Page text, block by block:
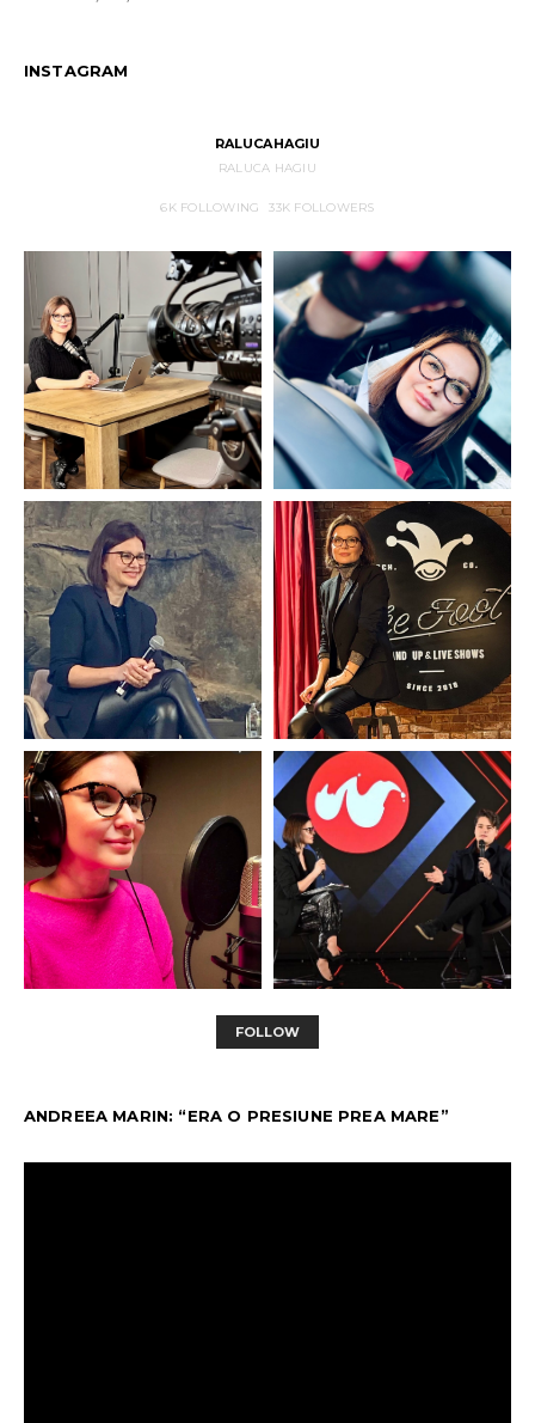
INSTAGRAM
RALUCAHAGIU
RALUCA HAGIU
6KFOLLOWING 33K FOLLOWERS
FOLLOW
ANDREEA MARIN: “ERA O PRESIUNE PREA MARE”